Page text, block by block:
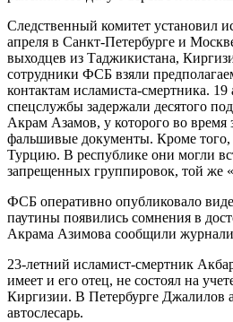
Следственный комитет установил
апреля в Санкт-Петербурге и
выходцев из Таджикистана,
сотрудники ФСБ взяли
контактам исламиста-смертника.
спецслужбы задержали десятого
Акрам Азамов, у которого во
фальшивые документы. Кроме того,
Турцию. В республике они могли
запрещенных группировок, той же
ФСБ оперативно опубликовало
паутины появились сомнения в
Акрама Азимова сообщили
23-летний исламист-смертник
имеет и его отец, не состоял на
Киргизии. В Петербурге Джалилов
автослесарь.